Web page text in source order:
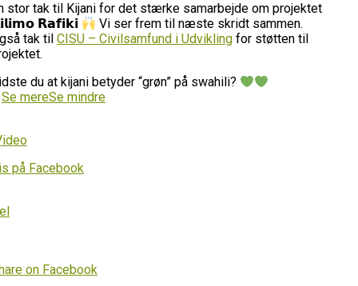
stor tak til Kijani for det stærke samarbejde om projektet
𝗥𝗮𝗳𝗶𝗸𝗶
Vi ser frem til næste skridt sammen.
tak til CISU – Civilsamfund i Udvikling for støtten til
du at kijani betyder “grøn” på swahili?
Se mereSe mindre
på Facebook
on Facebook